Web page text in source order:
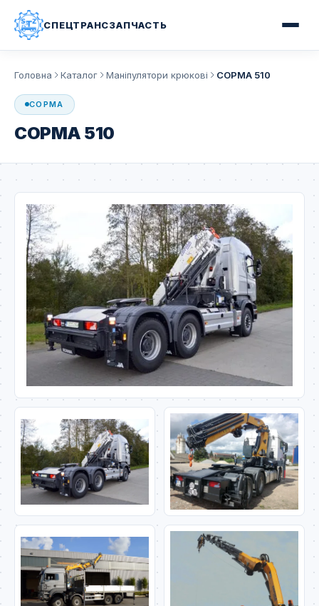
СПЕЦТРАНСЗАПЧАСТЬ
Головна Каталог Маніпулятори крюкові COPMA 510
COPMA
COPMA 510